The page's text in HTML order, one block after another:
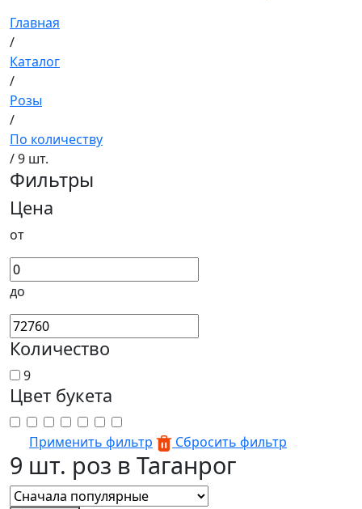
Главная
/
Каталог
/
Розы
/
По количеству
/ 9 шт.
Фильтры
Цена
от
до
Количество
9
Цвет букета
Применить фильтр Сбросить фильтр
9 шт. роз в Таганрог